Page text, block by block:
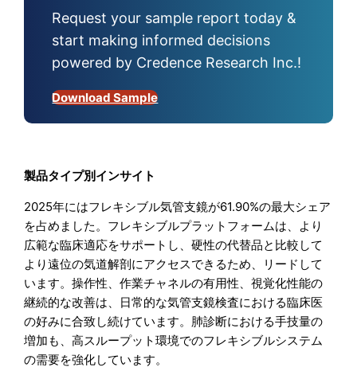
Request your sample report today &
start making informed decisions
powered by Credence Research Inc.!
Download Sample
製品タイプ別インサイト
2025年にはフレキシブル気管支鏡が61.90%の最大シェア
を占めました。フレキシブルプラットフォームは、より
広範な臨床適応をサポートし、硬性の代替品と比較して
より遠位の気道解剖にアクセスできるため、リードして
います。操作性、作業チャネルの有用性、視覚化性能の
継続的な改善は、日常的な気管支鏡検査における臨床医
の好みに合致し続けています。肺診断における手技量の
増加も、高スループット環境でのフレキシブルシステム
の需要を強化しています。